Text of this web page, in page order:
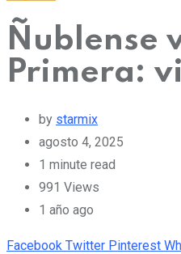
Ñublense
Primera:
by starmix
agosto 4, 2025
1 minute read
991 Views
1 año ago
Facebook Twitter Pinterest